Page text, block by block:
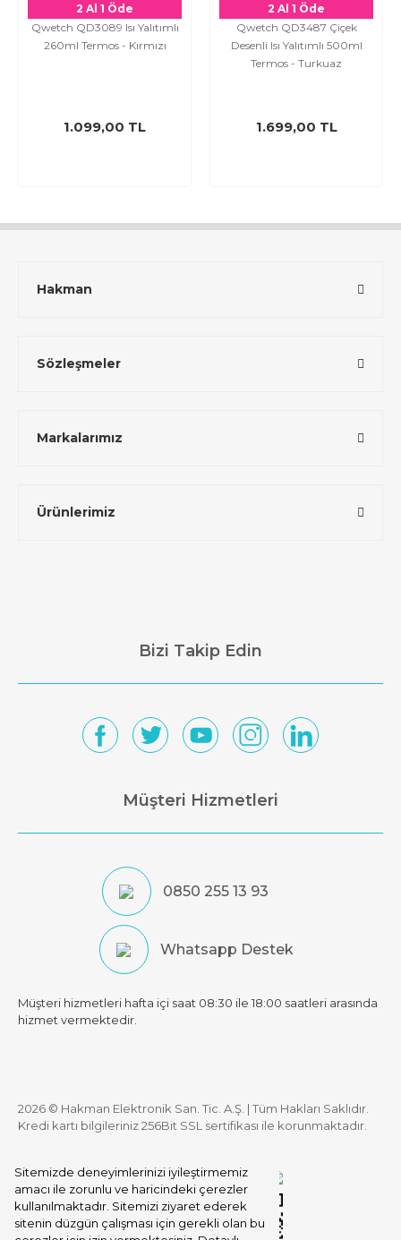
Sitemizde deneyimlerinizi iyileştirmemiz
amacı ile zorunlu ve haricindeki çerezler
kullanılmaktadır. Sitemizi ziyaret ederek
sitenin düzgün çalışması için gerekli olan bu
2 Al 1 Öde
Qwetch QD3089 Isı Yalıtımlı
260ml Termos - Kırmızı
1.099,00 TL
2 Al 1 Öde
Qwetch QD3487 Çiçek
Desenli Isı Yalıtımlı 500ml
Termos - Turkuaz
1.699,00 TL
Hakman
Sözleşmeler
Markalarımız
Ürünlerimiz
Bizi Takip Edin
Müşteri Hizmetleri
0850 255 13 93
Whatsapp Destek
Müşteri hizmetleri hafta içi saat 08:30 ile 18:00 saatleri arasında
hizmet vermektedir.
2026 © Hakman Elektronik San. Tic. A.Ş. | Tüm Hakları Saklıdır.
Kredi kartı bilgileriniz 256Bit SSL sertifikası ile korunmaktadır.